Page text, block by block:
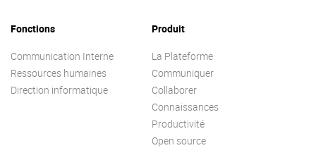
Architecture
Sécurité
Fonctions
Communication Interne
Ressources humaines
Direction informatique
Produit
La Plateforme
Communiquer
Collaborer
Connaissances
Productivité
Open source